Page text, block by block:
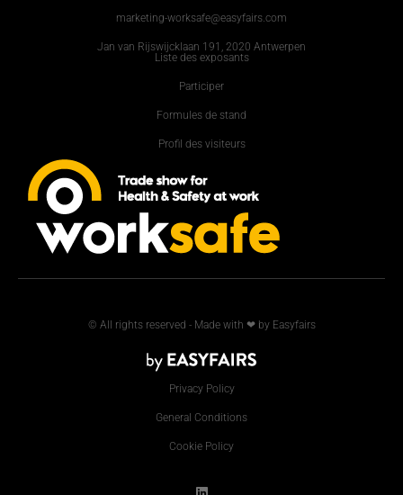
marketing-worksafe@easyfairs.com
Jan van Rijswijcklaan 191, 2020 Antwerpen
Liste des exposants
Participer
Formules de stand
Profil des visiteurs
© All rights reserved - Made with ❤ by Easyfairs
Privacy Policy
General Conditions
Cookie Policy